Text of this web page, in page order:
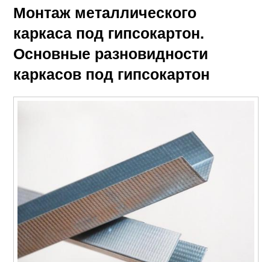
Монтаж металлического
каркаса под гипсокартон.
Основные разновидности
каркасов под гипсокартон